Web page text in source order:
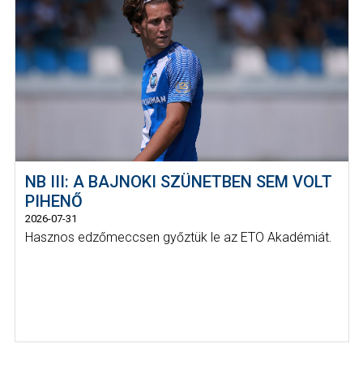
NB III: A BAJNOKI SZÜNETBEN SEM VOLT
PIHENŐ
2026-07-31
Hasznos edzőmeccsen győztük le az ETO Akadémiát.